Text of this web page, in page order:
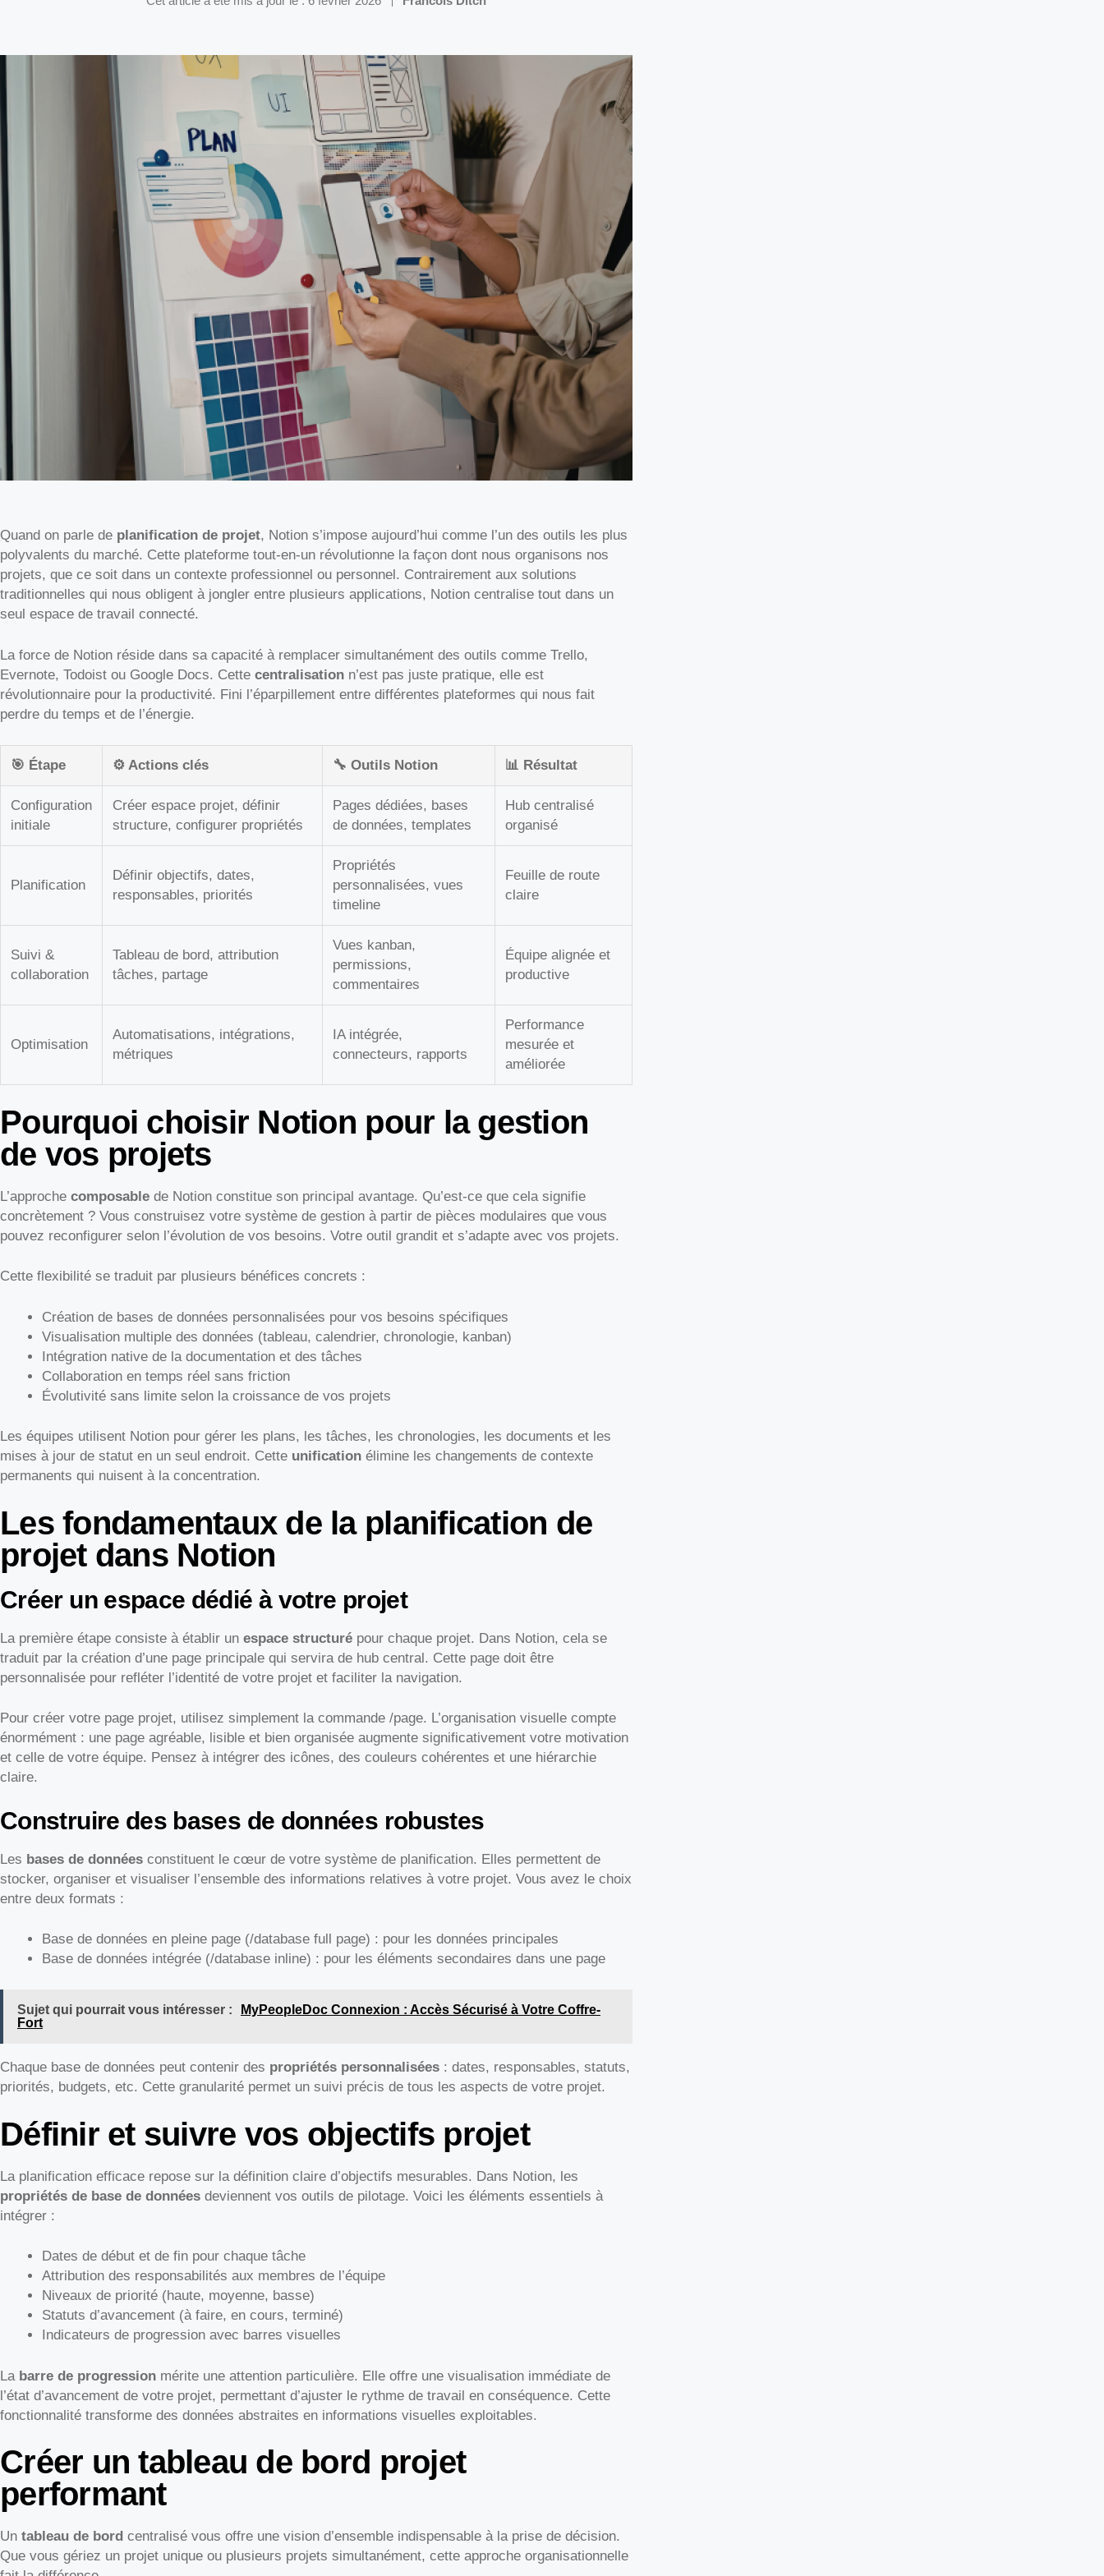
Quand on parle de planification de projet, Notion s’impose aujourd’hui comme l’un des outils les plus
polyvalents du marché. Cette plateforme tout-en-un révolutionne la façon dont nous organisons nos
projets, que ce soit dans un contexte professionnel ou personnel. Contrairement aux solutions
traditionnelles qui nous obligent à jongler entre plusieurs applications, Notion centralise tout dans un
seul espace de travail connecté.
La force de Notion réside dans sa capacité à remplacer simultanément des outils comme Trello,
Evernote, Todoist ou Google Docs. Cette centralisation n’est pas juste pratique, elle est
révolutionnaire pour la productivité. Fini l’éparpillement entre différentes plateformes qui nous fait
perdre du temps et de l’énergie.
🎯 Étape ⚙️ Actions clés 🔧 Outils Notion 📊 Résultat
Configuration
initiale
Créer espace projet, définir
structure, configurer propriétés
Pages dédiées, bases
de données, templates
Hub centralisé
organisé
Planification
Définir objectifs, dates,
responsables, priorités
Propriétés
personnalisées, vues
timeline
Feuille de route
claire
Suivi &
collaboration
Tableau de bord, attribution
tâches, partage
Vues kanban,
permissions,
commentaires
Équipe alignée et
productive
Optimisation
Automatisations, intégrations,
métriques
IA intégrée,
connecteurs, rapports
Performance
mesurée et
améliorée
Pourquoi choisir Notion pour la gestion
de vos projets
L’approche composable de Notion constitue son principal avantage. Qu’est-ce que cela signifie
concrètement ? Vous construisez votre système de gestion à partir de pièces modulaires que vous
pouvez reconfigurer selon l’évolution de vos besoins. Votre outil grandit et s’adapte avec vos projets.
Cette flexibilité se traduit par plusieurs bénéfices concrets :
Création de bases de données personnalisées pour vos besoins spécifiques
Visualisation multiple des données (tableau, calendrier, chronologie, kanban)
Intégration native de la documentation et des tâches
Collaboration en temps réel sans friction
Évolutivité sans limite selon la croissance de vos projets
Les équipes utilisent Notion pour gérer les plans, les tâches, les chronologies, les documents et les
mises à jour de statut en un seul endroit. Cette unification élimine les changements de contexte
permanents qui nuisent à la concentration.
Les fondamentaux de la planification de
projet dans Notion
Créer un espace dédié à votre projet
La première étape consiste à établir un espace structuré pour chaque projet. Dans Notion, cela se
traduit par la création d’une page principale qui servira de hub central. Cette page doit être
personnalisée pour refléter l’identité de votre projet et faciliter la navigation.
Pour créer votre page projet, utilisez simplement la commande /page. L’organisation visuelle compte
énormément : une page agréable, lisible et bien organisée augmente significativement votre motivation
et celle de votre équipe. Pensez à intégrer des icônes, des couleurs cohérentes et une hiérarchie
claire.
Construire des bases de données robustes
Les bases de données constituent le cœur de votre système de planification. Elles permettent de
stocker, organiser et visualiser l’ensemble des informations relatives à votre projet. Vous avez le choix
entre deux formats :
Base de données en pleine page (/database full page) : pour les données principales
Base de données intégrée (/database inline) : pour les éléments secondaires dans une page
Sujet qui pourrait vous intéresser :
MyPeopleDoc Connexion : Accès Sécurisé à Votre Coffre-
Fort
Chaque base de données peut contenir des propriétés personnalisées : dates, responsables, statuts,
priorités, budgets, etc. Cette granularité permet un suivi précis de tous les aspects de votre projet.
Définir et suivre vos objectifs projet
La planification efficace repose sur la définition claire d’objectifs mesurables. Dans Notion, les
propriétés de base de données deviennent vos outils de pilotage. Voici les éléments essentiels à
intégrer :
Dates de début et de fin pour chaque tâche
Attribution des responsabilités aux membres de l’équipe
Niveaux de priorité (haute, moyenne, basse)
Statuts d’avancement (à faire, en cours, terminé)
Indicateurs de progression avec barres visuelles
La barre de progression mérite une attention particulière. Elle offre une visualisation immédiate de
l’état d’avancement de votre projet, permettant d’ajuster le rythme de travail en conséquence. Cette
fonctionnalité transforme des données abstraites en informations visuelles exploitables.
Créer un tableau de bord projet
performant
Un tableau de bord centralisé vous offre une vision d’ensemble indispensable à la prise de décision.
Que vous gériez un projet unique ou plusieurs projets simultanément, cette approche organisationnelle